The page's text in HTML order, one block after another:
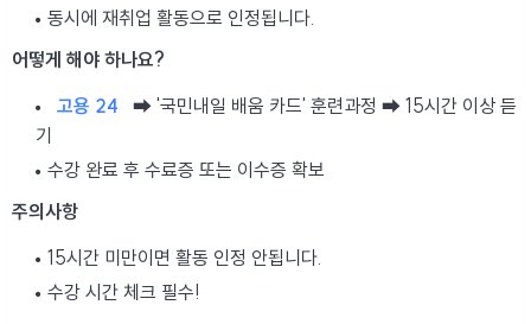
동시에 재취업 활동으로 인정됩니다.
어떻게 해야 하나요?
고용 24
➡ '국민내일 배움 카드' 훈련과정 ➡ 15시간 이상 듣
기
수강 완료 후 수료증 또는 이수증 확보
주의사항
15시간 미만이면 활동 인정 안됩니다.
수강 시간 체크 필수!